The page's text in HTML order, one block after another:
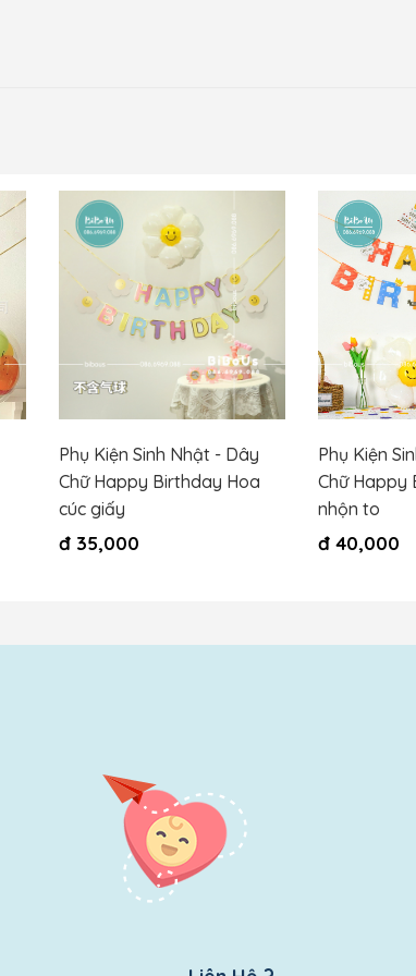
Phụ Kiện Sinh Nhật - Dây
Chữ Happy Birthday Hoa
cúc giấy
đ 35,000
Phụ Kiện
Chữ Happy
nhộn to
đ 40,000